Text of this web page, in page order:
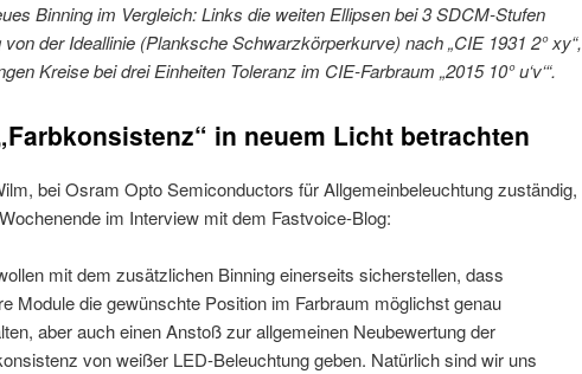
Binning im Vergleich: Links die weiten Ellipsen bei 3 SDCM-Stufen
der Ideallinie (Planksche Schwarzkörperkurve) nach „CIE 1931 2° xy“,
Kreise bei drei Einheiten Toleranz im CIE-Farbraum „2015 10° u‘v‘“.
in neuem Licht betrachten
bei Osram Opto Semiconductors für Allgemeinbeleuchtung zuständig,
im Interview mit dem Fastvoice-Blog:
mit dem zusätzlichen Binning einerseits sicherstellen, dass
Module die gewünschte Position im Farbraum möglichst genau
aber auch einen Anstoß zur allgemeinen Neubewertung der
von weißer LED-Beleuchtung geben. Natürlich sind wir uns